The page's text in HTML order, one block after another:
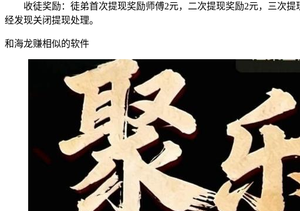
收徒奖励：徒弟首次提现奖励师傅2元，二次提现奖励2元，三次
经发现关闭提现处理。
和海龙赚相似的软件